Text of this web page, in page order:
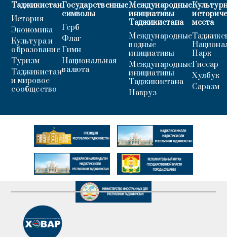
Таджикистан
История
Экономика
Культура и
образование
Туризм
Таджикистан
и мировое
сообщество
Государственные
символы
Герб
Флаг
Гимн
Национальная
валюта
Международные
инициативы
Таджикистана
Международные
водные
инициативы
Международные
инициативы
Таджикистана
Навруз
места
Парк
Гиссар
Хулбук
Саразм